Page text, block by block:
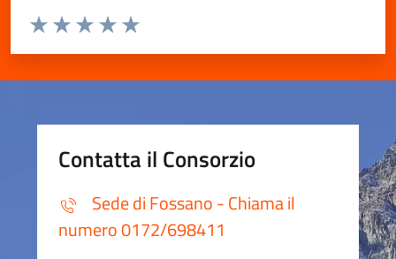
Valuta da 1 a 5 stelle la pagina
Valuta 5 stelle su 5
Valuta 4 stelle su 5
Valuta 3 stelle su 5
Valuta 2 stelle su 5
Valuta 1 stelle su 5
Contatta il Consorzio
Sede di Fossano - Chiama il
numero 0172/698411